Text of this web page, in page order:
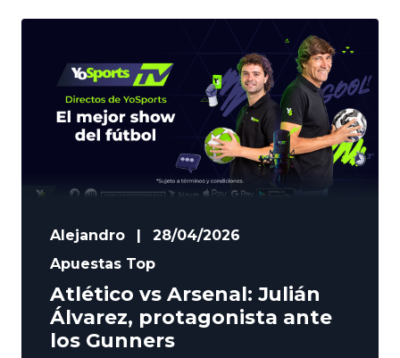
Alejandro
28/04/2026
Apuestas Top
Atlético vs Arsenal: Julián
Álvarez, protagonista ante
los Gunners